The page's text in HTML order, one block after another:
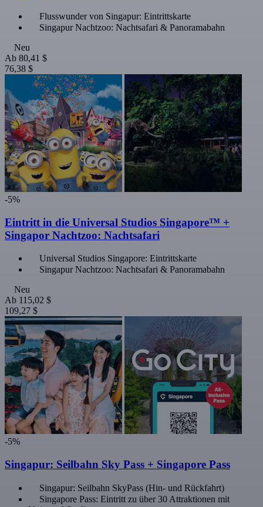
Flusswunder von Singapur: Eintrittskarte
Singapur Nachtzoo: Nachtsafari & Panoramabahn
Neu
Ab 80,41 $
76,38 $
-5%
Eintritt in die Universal Studios Singapore™ +
Singapor Nachtzoo: Nachtsafari
Universal Studios Singapore: Eintrittskarte
Singapur Nachtzoo: Nachtsafari & Panoramabahn
Neu
Ab 115,02 $
109,27 $
-5%
Singapur: Seilbahn Sky Pass + Singapore Pass
Singapur: Seilbahn SkyPass (Hin- und Rückfahrt)
Singapore Pass: Eintritt zu über 30 Attraktionen mit